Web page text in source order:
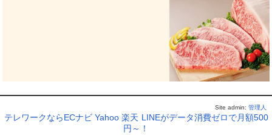
Site admin:管理人
テレワークならECナビ Yahoo 楽天 LINEがデータ消費ゼロで月額500
円～！